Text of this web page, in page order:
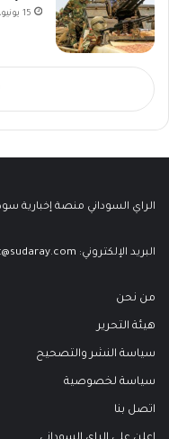
15 يونيو، 2026
الراي السوداني منصة إخبارية
البريد الإلكتروني:
من نحن
هيئة التحرير
سياسة النشر والتصحيح
سياسة لخصوصية
اتصل بنا